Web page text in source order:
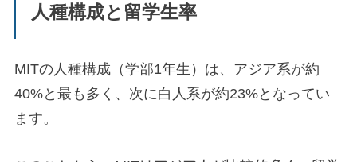
人種構成と留学生率
MITの人種構成（学部1年生）は、アジア系が約
40%と最も多く、次に白人系が約23%となってい
ます。